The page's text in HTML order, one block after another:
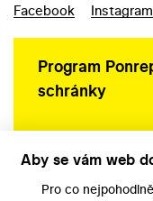
Facebook Instagram
Program
schránky
Aby se vám web
Pro co